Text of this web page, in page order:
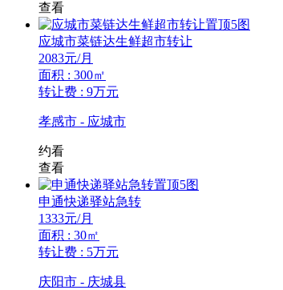
查看
置顶5图
应城市菜链达生鲜超市转让
2083元/月
面积 : 300㎡
转让费 : 9万元
孝感市 - 应城市
约看
查看
置顶5图
申通快递驿站急转
1333元/月
面积 : 30㎡
转让费 : 5万元
庆阳市 - 庆城县